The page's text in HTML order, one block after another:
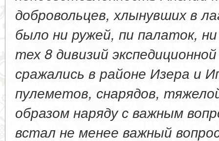
добровольцев, хлынувших в
было ни ружей, пи палаток,
тех 8 дивизий
сражались в районе Изера и
пулеметов, снарядов,
образом наряду с важным
встал не менее важный